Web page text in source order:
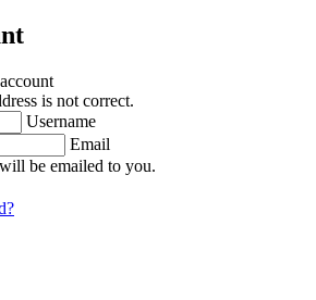
is not correct.
Username
Email
be emailed to you.